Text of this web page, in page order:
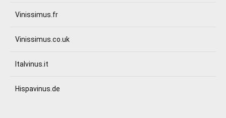
Vinissimus.fr
Vinissimus.co.uk
Italvinus.it
Hispavinus.de